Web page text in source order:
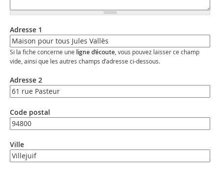
Adresse 1
Si la fiche concerne une ligne d’écoute , vous pouvez laisser ce champ
vide, ainsi que les autres champs d’adresse ci-dessous.
Adresse 2
Code postal
Ville